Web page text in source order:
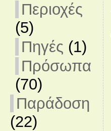
Περιοχές
(5)
Πηγές (1)
Πρόσωπα
(70)
Παράδοση
(22)